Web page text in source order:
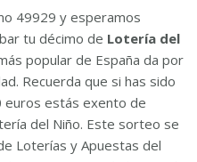
49929 y esperamos
tu décimo de Lotería del
popular de España da por
Recuerda que si has sido
euros estás exento de
del Niño. Este sorteo se
Loterías y Apuestas del